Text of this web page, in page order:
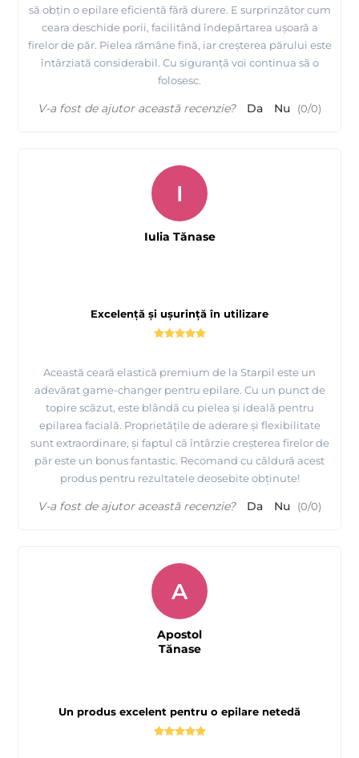
să obțin o epilare eficientă fără durere. E surprinzător cum
ceara deschide porii, facilitând îndepărtarea ușoară a
firelor de păr. Pielea rămâne fină, iar creșterea părului este
întârziată considerabil. Cu siguranță voi continua să o
folosesc.
V-a fost de ajutor această recenzie? Da Nu (0/0)
Excelență și ușurință în utilizare
Această ceară elastică premium de la Starpil este un
adevărat game-changer pentru epilare. Cu un punct de
topire scăzut, este blândă cu pielea și ideală pentru
epilarea facială. Proprietățile de aderare și flexibilitate
sunt extraordinare, și faptul că întârzie creșterea firelor de
păr este un bonus fantastic. Recomand cu căldură acest
produs pentru rezultatele deosebite obținute!
I
Iulia Tănase
V-a fost de ajutor această recenzie? Da Nu (0/0)
Un produs excelent pentru o epilare netedă
A
Apostol
Tănase